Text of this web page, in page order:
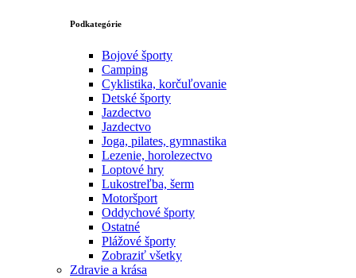
Podkategórie
Bojové športy
Camping
Cyklistika, korčuľovanie
Detské športy
Jazdectvo
Jazdectvo
Joga, pilates, gymnastika
Lezenie, horolezectvo
Loptové hry
Lukostreľba, šerm
Motoršport‎
Oddychové športy
Ostatné
Plážové športy
Zobraziť všetky
Zdravie a krása